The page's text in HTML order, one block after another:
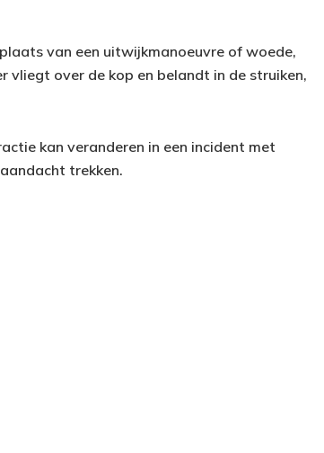
van een uitwijkmanoeuvre of woede,
over de kop en belandt in de struiken,
kan veranderen in een incident met
trekken.